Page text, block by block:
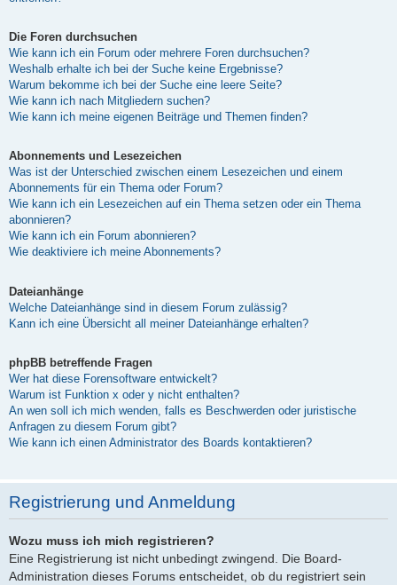
Die Foren durchsuchen
Wie kann ich ein Forum oder mehrere Foren durchsuchen?
Weshalb erhalte ich bei der Suche keine Ergebnisse?
Warum bekomme ich bei der Suche eine leere Seite?
Wie kann ich nach Mitgliedern suchen?
Wie kann ich meine eigenen Beiträge und Themen finden?
Abonnements und Lesezeichen
Was ist der Unterschied zwischen einem Lesezeichen und einem
Abonnements für ein Thema oder Forum?
Wie kann ich ein Lesezeichen auf ein Thema setzen oder ein Thema
abonnieren?
Wie kann ich ein Forum abonnieren?
Wie deaktiviere ich meine Abonnements?
Dateianhänge
Welche Dateianhänge sind in diesem Forum zulässig?
Kann ich eine Übersicht all meiner Dateianhänge erhalten?
phpBB betreffende Fragen
Wer hat diese Forensoftware entwickelt?
Warum ist Funktion x oder y nicht enthalten?
An wen soll ich mich wenden, falls es Beschwerden oder juristische
Anfragen zu diesem Forum gibt?
Wie kann ich einen Administrator des Boards kontaktieren?
Registrierung und Anmeldung
Wozu muss ich mich registrieren?
Eine Registrierung ist nicht unbedingt zwingend. Die Board-
Administration dieses Forums entscheidet, ob du registriert sein